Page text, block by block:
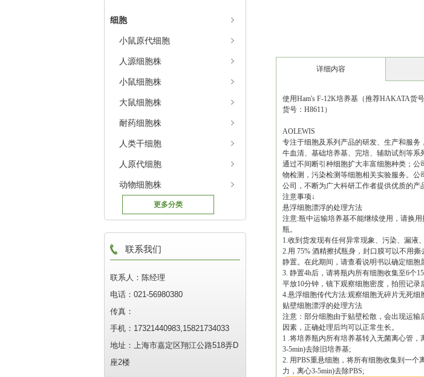
细胞
小鼠原代细胞
人源细胞株
小鼠细胞株
大鼠细胞株
耐药细胞株
人类干细胞
人原代细胞
动物细胞株
更多分类
联系我们
联系人：陈经理
电话：021-56980380
传真：
手机：17321440983,15821734033
地址：上海市嘉定区翔江公路518弄D
座2楼
详细内容
使用Ham's F-12K培养基（推荐HAKATA货
货号：H8611）
AOLEWIS
专注于细胞及系列产品的研发、生产和服
牛血清、基础培养基、完培、辅助试剂等
通过不间断引种细胞扩大丰富细胞种类；
物检测，污染检测等细胞相关实验服务。
公司，不断为广大科研工作者提供优质的产
注意事项↓
悬浮细胞漂浮的处理方法
注意:瓶中运输培养基不能继续使用，请换
瓶。
1.收到货发现有任何异常现象、污染、漏液
2.用 75% 酒精擦拭瓶身，封口膜可以不用
静置。在此期间，请查看说明书以确定细胞
3. 静置4h后，请将瓶内所有细胞收集至6个
平放10分钟，镜下观察细胞密度，拍照记
4.悬浮细胞传代方法:观察细胞无碎片无死细
贴壁细胞漂浮的处理方法
注意：部分细胞由于贴壁松散，会出现运
因素，正确处理后均可以正常生长。
1 .将培养瓶内所有培养基转入无菌离心管，
3-5min)去除旧培养基;
2. 用PBS重悬细胞，将所有细胞收集到一个
力，离心3-5min)去除PBS;